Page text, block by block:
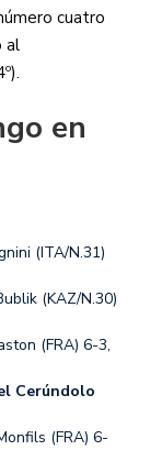
cuatro
al
en
(ITA/N.31)
(KAZ/N.30)
(FRA) 6-3,
Cerúndolo
(FRA) 6-